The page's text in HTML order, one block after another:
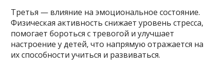
Третья — влияние на эмоциональное состояние.
Физическая активность снижает уровень стресса,
помогает бороться с тревогой и улучшает
настроение у детей, что напрямую отражается на
их способности учиться и развиваться.